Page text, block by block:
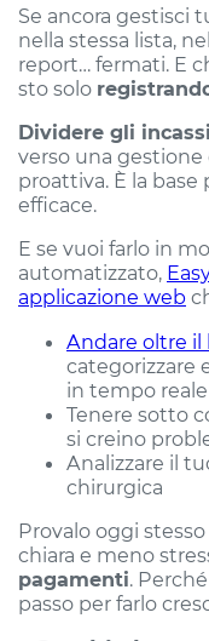
Se ancora gestisci
nella stessa lista,
report… fermati. E
sto solo
Dividere gli
verso una gestione
proattiva. È la
efficace.
E se vuoi farlo in
automatizzato,
applicazione web
Andare oltre il
categorizzare
in tempo reale
Tenere sotto
si creino
Analizzare il
chirurgica
Provalo oggi
chiara e meno
pagamenti.
passo per farlo